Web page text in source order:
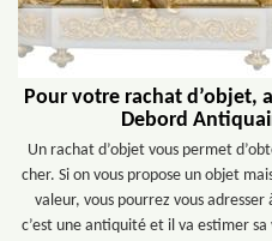
Pour votre rachat d’objet,
Debord
Un rachat d’objet vous permet
cher. Si on vous propose un objet
valeur, vous pourrez vous
c’est une antiquité et il va estimer